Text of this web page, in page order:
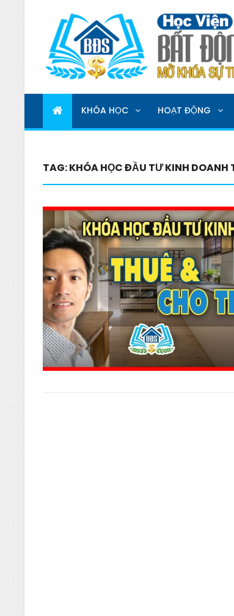
HỌC VIỆN BẤT
MỞ KHOÁ SỰ THỊNH VƯỢNG
KHÓA HỌC HOẠT ĐỘNG
TAG:KHÓA HỌC ĐẦU TƯ KINH DOANH